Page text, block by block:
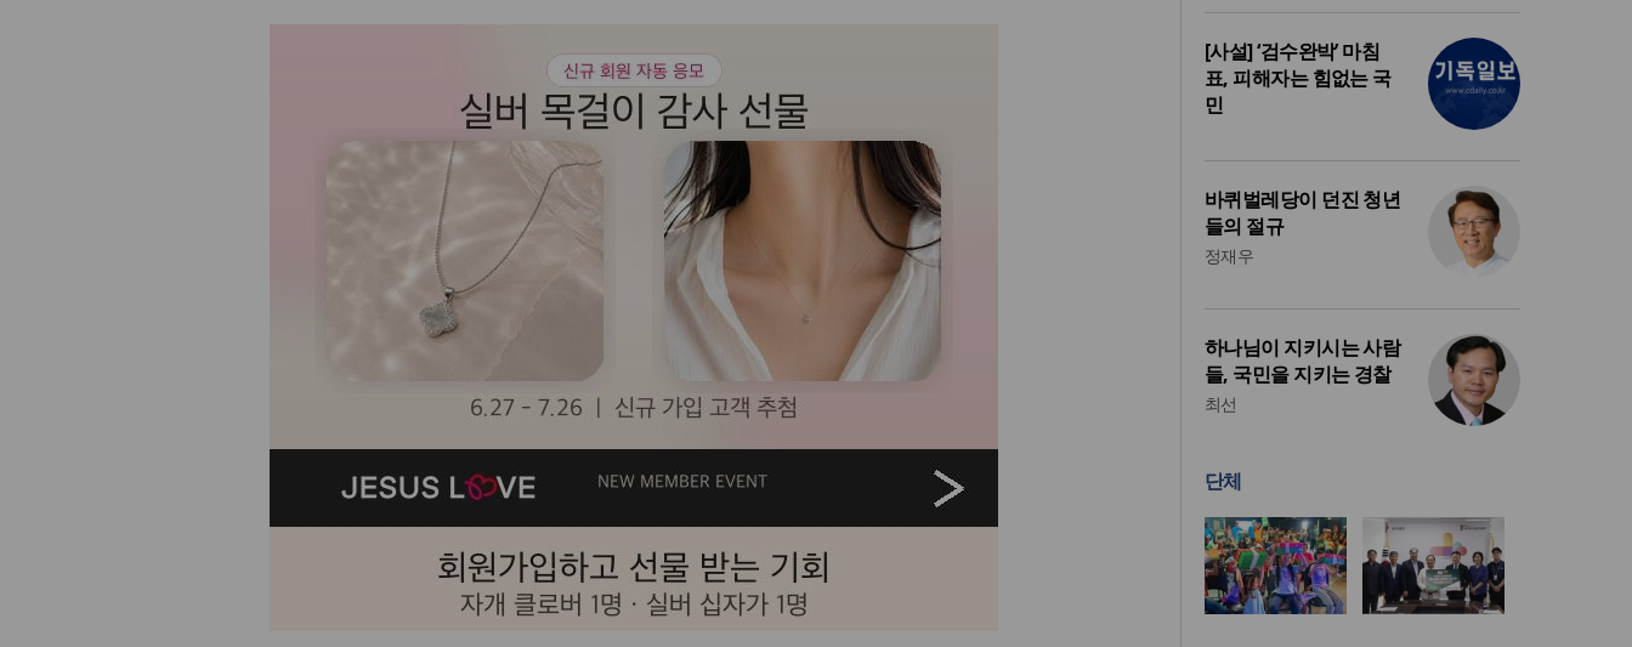
[사설] ‘검수완박’ 마침
표, 피해자는 힘없는 국
민
바퀴벌레당이 던진 청년
들의 절규
정재우
하나님이 지키시는 사람
들, 국민을 지키는 경찰
최선
단체